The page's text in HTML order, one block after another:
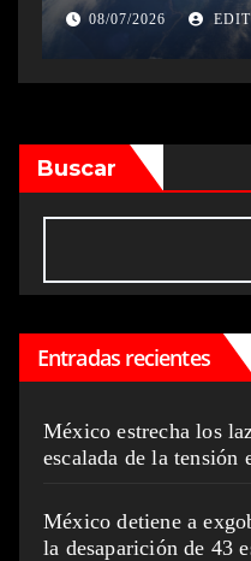
08/07/2026
Buscar
Entradas recientes
México estrecha los
escalada de la
México detiene a
la desaparición de 43